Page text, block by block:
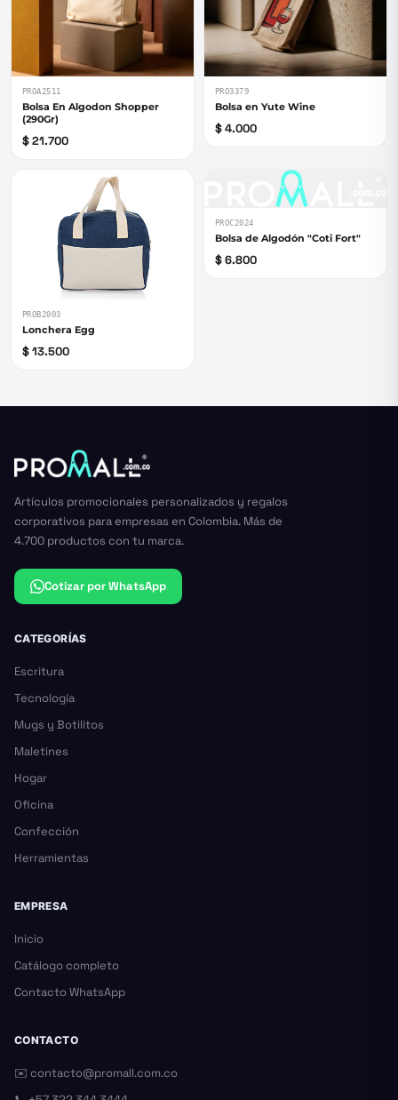
PROA2511
Bolsa En Algodon Shopper
(290Gr)
$ 21.700
PRO3379
Bolsa en Yute Wine
$ 4.000
PROB2003
Lonchera Egg
$ 13.500
PROC2024
Bolsa de Algodón "Coti Fort"
$ 6.800
Artículos promocionales personalizados y regalos
corporativos para empresas en Colombia. Más de
4.700 productos con tu marca.
Cotizar por WhatsApp
CATEGORÍAS
Escritura
Tecnología
Mugs y Botilitos
Maletines
Hogar
Oficina
Confección
Herramientas
EMPRESA
Inicio
Catálogo completo
Contacto WhatsApp
CONTACTO
✉️ contacto@promall.com.co